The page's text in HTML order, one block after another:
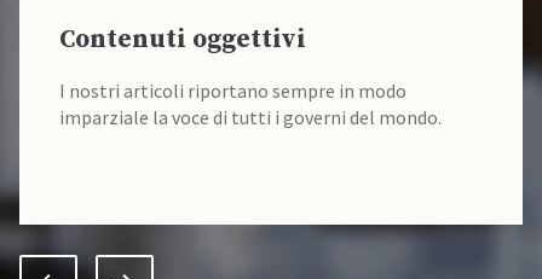
Contenuti oggettivi
I nostri articoli riportano sempre in modo
imparziale la voce di tutti i governi del mondo.